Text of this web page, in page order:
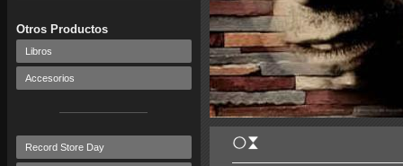
Otros Productos
Libros
Accesorios
Record Store Day